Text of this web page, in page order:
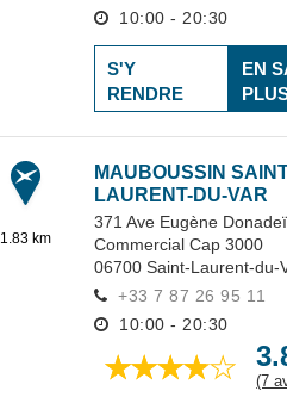
10:00 - 20:30
EN
S'Y
RENDRE
1.83 km
MAUBOUSSIN
LAURENT-DU-VAR
371 Ave Eugène Donadeï,
Commercial Cap 3000
06700 Saint-Laurent-du-
+33 7 87 26 95 11
10:00 - 20:30
(7